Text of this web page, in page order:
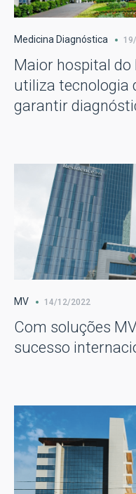
Medicina Diagnóstica
Maior hospital do
utiliza tecnologia
garantir
MV 14/12/2022
Com soluções
sucesso